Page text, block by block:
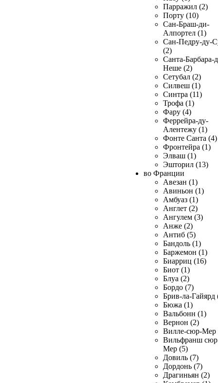
Парражил (2)
Порту (10)
Сан-Браш-ди-
Алпортел (1)
Сан-Педру-ду-
(2)
Санта-Барбара-
Неше (2)
Сетубал (2)
Силвеш (1)
Синтра (11)
Трофа (1)
Фару (4)
Феррейра-ду-
Алентежу (1)
Фонте Санта (4)
Фронтейра (1)
Элваш (1)
Эшторил (13)
во Франции
Авезан (1)
Авиньон (1)
Амбуаз (1)
Англет (2)
Ангулем (3)
Анже (2)
Антиб (5)
Бандоль (1)
Баржемон (1)
Биарриц (16)
Биот (1)
Блуа (2)
Бордо (7)
Брив-ла-Гайярд
Бюжа (1)
Вальбонн (1)
Вернон (2)
Вилле-сюр-Мер
Вильфранш сюр
Мер (5)
Довиль (7)
Дордонь (7)
Драгиньян (2)